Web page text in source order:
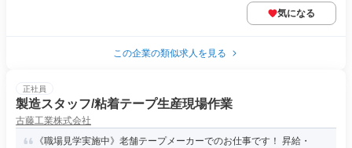
気になる
この企業の類似求人を見る
正社員
製造スタッフ/粘着テープ生産現場作業
古藤工業株式会社
《職場見学実施中》老舗テープメーカーでのお仕事です！ 昇給・